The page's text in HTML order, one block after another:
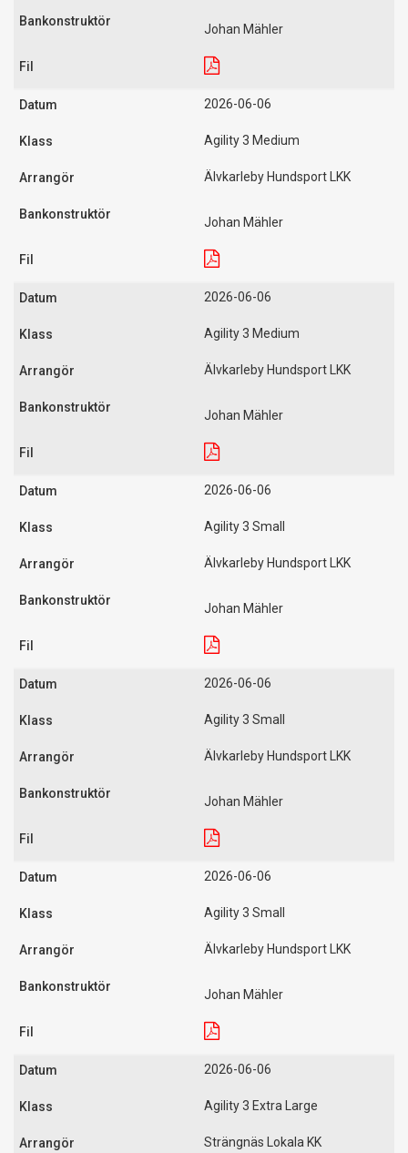
Johan Mähler
2026-06-06
Agility 3 Medium
Älvkarleby Hundsport LKK
Johan Mähler
2026-06-06
Agility 3 Medium
Älvkarleby Hundsport LKK
Johan Mähler
2026-06-06
Agility 3 Small
Älvkarleby Hundsport LKK
Johan Mähler
2026-06-06
Agility 3 Small
Älvkarleby Hundsport LKK
Johan Mähler
2026-06-06
Agility 3 Small
Älvkarleby Hundsport LKK
Johan Mähler
2026-06-06
Agility 3 Extra Large
Strängnäs Lokala KK